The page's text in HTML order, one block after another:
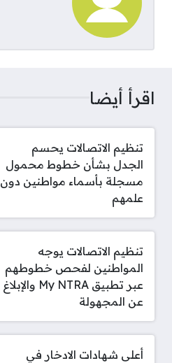
اقرأ أيضا
تنظيم الاتصالات يحسم
الجدل بشأن خطوط محمول
مسجلة بأسماء مواطنين دون
علمهم
تنظيم الاتصالات يوجه
المواطنين لفحص خطوطهم
عبر تطبيق My NTRA والإبلاغ
عن المجهولة
أعلى شهادات الادخار في